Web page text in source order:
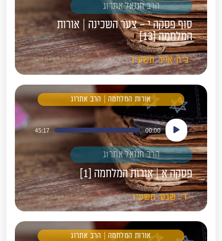
הרב חננאל אתרוג
סוף פסקה י – צער השכינה | אורות
המלחמה [13]
כ"ה אייר תשע"ו
אורות המלחמה | הרב אתרוג
נגן
אודיו
00:00
45:17
הרב חננאל אתרוג
פסקה א | אורות המלחמה [1]
ד' שבט תשע"ו
אורות המלחמה | הרב אתרוג